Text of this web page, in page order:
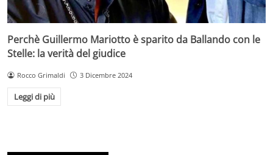
Perchè Guillermo Mariotto è sparito da Ballando con le
Stelle: la verità del giudice
Rocco Grimaldi 3 Dicembre 2024
Leggi di più